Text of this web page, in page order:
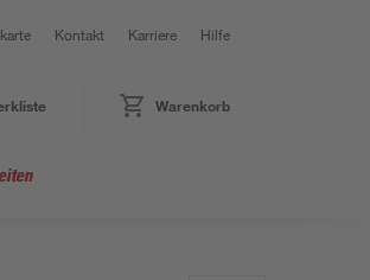
Kontakt Karriere Hilfe
Warenkorb